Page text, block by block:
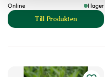
Online
I lager
Till Produkten
till Bäcktistel